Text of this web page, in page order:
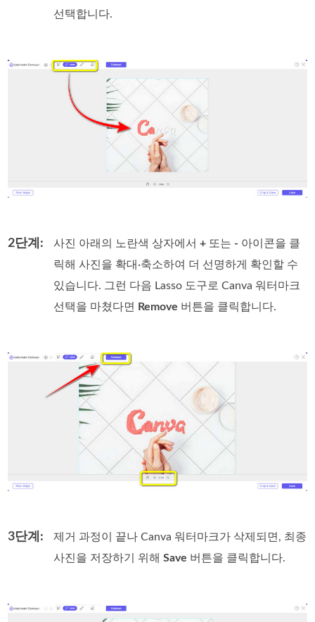
선택합니다.
2단계: 사진 아래의 노란색 상자에서+ 또는 - 아이콘을 클
릭해 사진을 확대·축소하여 더 선명하게 확인할 수
있습니다. 그런 다음 Lasso 도구로 Canva 워터마크
선택을 마쳤다면 Remove 버튼을 클릭합니다.
3단계:
제거 과정이 끝나 Canva 워터마크가 삭제되면, 최종
사진을 저장하기 위해Save 버튼을 클릭합니다.